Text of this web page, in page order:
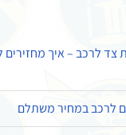
צד לרכב – איך
לרכב במחיר משתלם